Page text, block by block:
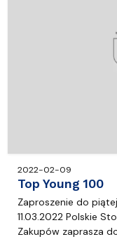
2022-02-09
Top Young 100
Zaproszenie do
11.03.2022 Polskie
Zakupów zaprasza